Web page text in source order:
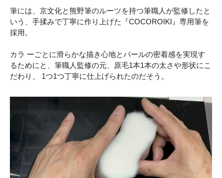
筆には、京文化と熊野筆のルーツを持つ筆職人が監修したと
いう、手揉みで丁寧に作り上げた『COCOROIKI』専用筆を
採用。
カラ ーごとに滑らかな描き心地とパールの密着感を実現す
るためにと、筆職人監修の元、原毛1本1本の太さや形状にこ
だわり、 1つ1つ丁寧に仕上げられたのだそう。